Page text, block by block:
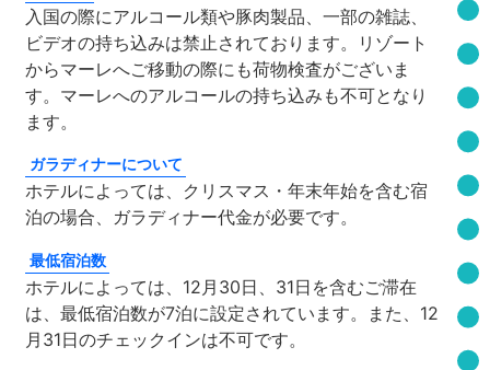
入国の際にアルコール類や豚肉製品、一部の雑誌、
ビデオの持ち込みは禁止されております。リゾート
からマーレへご移動の際にも荷物検査がございま
す。マーレへのアルコールの持ち込みも不可となり
ます。
ガラディナーについて
ホテルによっては、クリスマス・年末年始を含む宿
泊の場合、ガラディナー代金が必要です。
最低宿泊数
ホテルによっては、12月30日、31日を含むご滞在
は、最低宿泊数が7泊に設定されています。また、12
月31日のチェックインは不可です。